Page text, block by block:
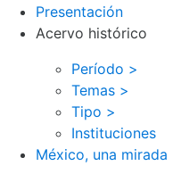
Presentación
Acervo histórico
Período >
Temas >
Tipo >
Instituciones
México, una mirada